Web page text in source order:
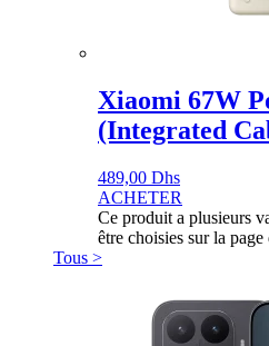
Xiaomi 67W
(Integrated
489,00 Dhs
ACHETER
Ce produit a plusieurs
être choisies sur la
Tous >